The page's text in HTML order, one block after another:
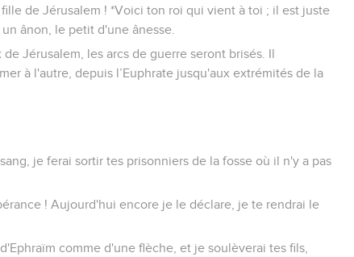
de Jérusalem ! *Voici ton roi qui vient à toi ; il est juste
ânon, le petit d'une ânesse.
Jérusalem, les arcs de guerre seront brisés. Il
à l'autre, depuis l’Euphrate jusqu'aux extrémités de la
je ferai sortir tes prisonniers de la fosse où il n'y a pas
! Aujourd'hui encore je le déclare, je te rendrai le
comme d'une flèche, et je soulèverai tes fils,